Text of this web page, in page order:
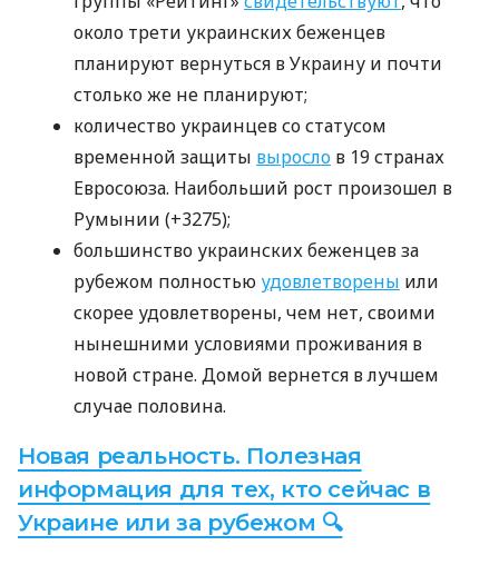
около трети украинских беженцев
планируют вернуться в Украину и почти
столько же не планируют;
количество украинцев со статусом
временной защиты выросло в 19 странах
Евросоюза. Наибольший рост произошел в
Румынии (+3275);
большинство украинских беженцев за
рубежом полностью удовлетворены или
скорее удовлетворены, чем нет, своими
нынешними условиями проживания в
новой стране. Домой вернется в лучшем
случае половина.
Новая реальность. Полезная
информация для тех, кто сейчас в
Украине или за рубежом 🔍